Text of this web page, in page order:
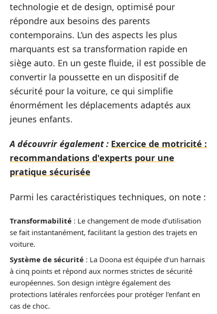
technologie et de design, optimisé pour
répondre aux besoins des parents
contemporains. L’un des aspects les plus
marquants est sa transformation rapide en
siège auto. En un geste fluide, il est possible de
convertir la poussette en un dispositif de
sécurité pour la voiture, ce qui simplifie
énormément les déplacements adaptés aux
jeunes enfants.
A découvrir également : Exercice de motricité :
recommandations d'experts pour une
pratique sécurisée
Parmi les caractéristiques techniques, on note :
Transformabilité : Le changement de mode d’utilisation
se fait instantanément, facilitant la gestion des trajets en
voiture.
Système de sécurité : La Doona est équipée d’un harnais
à cinq points et répond aux normes strictes de sécurité
européennes. Son design intègre également des
protections latérales renforcées pour protéger l’enfant en
cas de choc.